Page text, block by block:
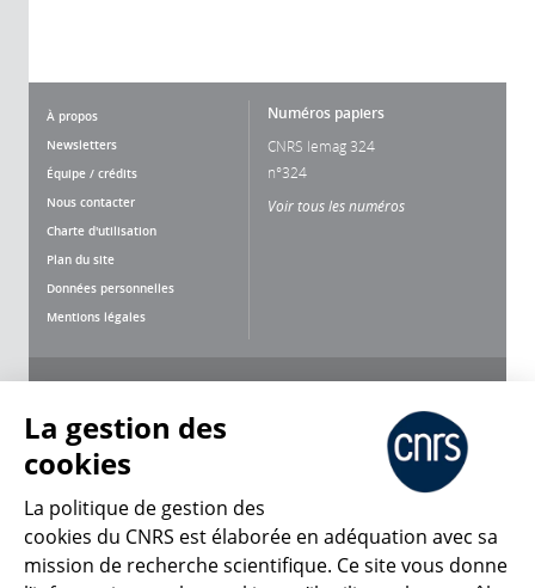
À propos
Newsletters
Équipe / crédits
Nous contacter
Charte d'utilisation
Plan du site
Données personnelles
Mentions légales
Numéros papiers
CNRS lemag 324
n°324
Voir tous les numéros
CNRS Le Mag
La gestion des
cookies
La politique de gestion des
cookies du CNRS est élaborée en adéquation avec sa
mission de recherche scientifique. Ce site vous donne